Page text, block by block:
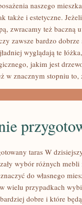
naszego
także i estetyczne.
zwracamy też baczną
zawsze bardzo
wyglądają te
jakim jest
w znacznym stopniu to,
taras W
wybór różnych
do własnego
wielu przypadkach
dobre i które